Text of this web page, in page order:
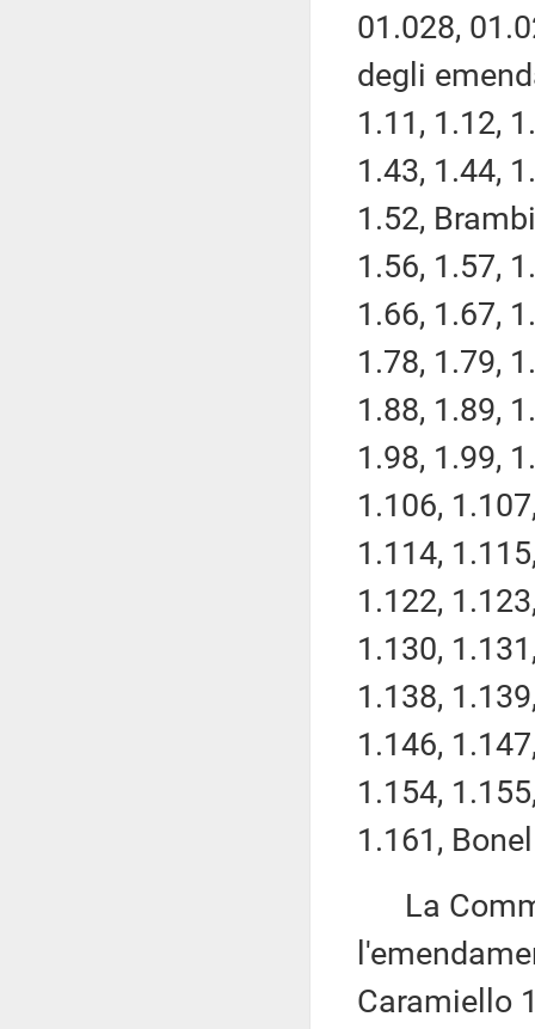
01.028,
degli
1.11, 1.12,
1.43, 1.44,
1.52,
1.56, 1.57,
1.66, 1.67,
1.78, 1.79,
1.88, 1.89,
1.98, 1.99,
1.106,
1.114,
1.122,
1.130,
1.138,
1.146,
1.154,
1.161,
La
Caramiello